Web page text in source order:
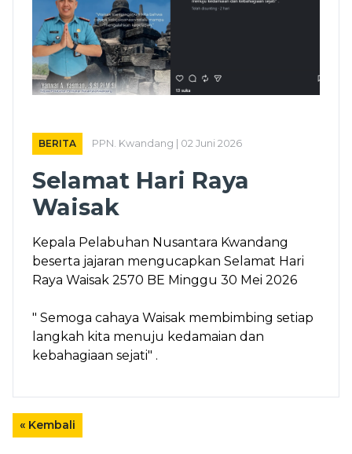
BERITA PPN. Kwandang | 02 Juni 2026
Selamat Hari Raya
Waisak
Kepala Pelabuhan Nusantara Kwandang
beserta jajaran mengucapkan Selamat Hari
Raya Waisak 2570 BE Minggu 30 Mei 2026
" Semoga cahaya Waisak membimbing setiap
langkah kita menuju kedamaian dan
kebahagiaan sejati" .
« Kembali